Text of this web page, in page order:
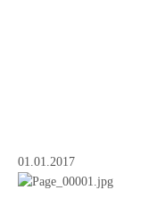
01.01.2017